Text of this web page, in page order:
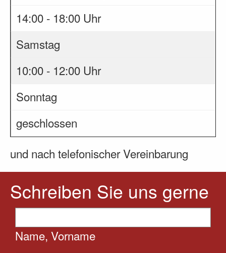
14:00 - 18:00 Uhr
Samstag
10:00 - 12:00 Uhr
Sonntag
geschlossen
und nach telefonischer Vereinbarung
Schreiben Sie uns gerne
Name, Vorname